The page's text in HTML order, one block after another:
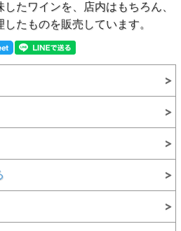
たワインを、店内はもちろん、
たものを販売しています。